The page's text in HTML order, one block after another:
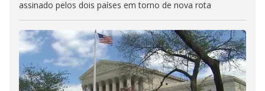
assinado pelos dois países em torno de nova rota